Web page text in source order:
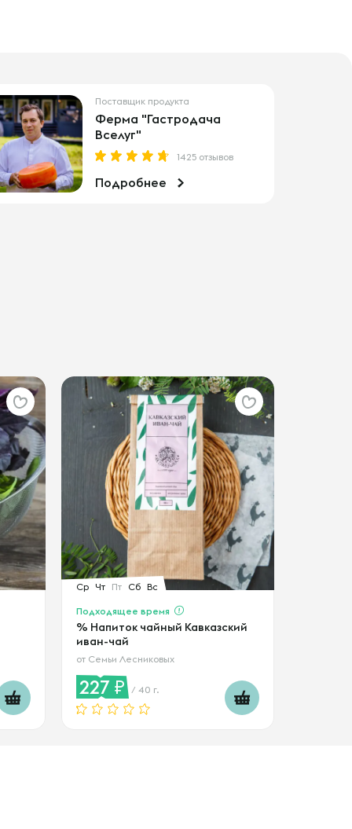
Поставщик продукта
Ферма "Гастродача
Вселуг"
1425 отзывов
Подробнее
Ср Чт Пт Сб Вс
Подходящее время
% Напиток чайный Кавказский
иван-чай
от Семьи Лесниковых
227 / 40 г.